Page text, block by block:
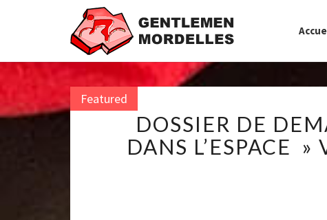
Featured
DOSSIER DE
DANS L’ESPACE
Featured
Featured
Featured
Featured
Featured
Featured
Featured
Featured
Featured